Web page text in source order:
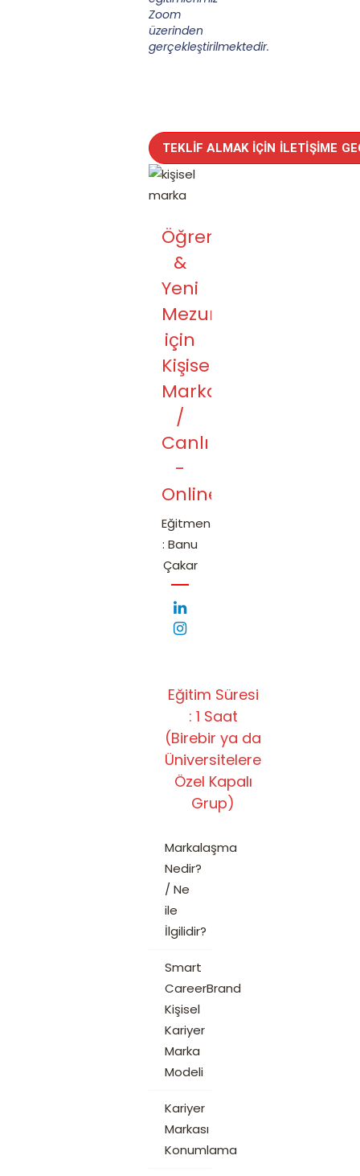
Zoom
üzerinden
gerçekleştirilmektedir.
TEKLIF ALMAK İÇIN İLETIŞIME
Öğrenci
&
Yeni
Mezunlar
için
Kişisel
Markalaşma
/
Canlı
-
Online
Eğitmen
: Banu
Çakar
Eğitim Süresi
: 1 Saat
(Birebir ya da
Üniversitelere
Özel Kapalı
Grup)
Markalaşma
Nedir?
/ Ne
ile
İlgilidir?
Smart
CareerBrand
Kişisel
Kariyer
Marka
Modeli
Kariyer
Markası
Konumlama